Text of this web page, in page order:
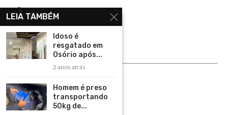
Contato
Política de Privacidade
Rádio Maristela - Ao Vivo
ASSINE
LEIA TAMBÉM
Idoso é
resgatado em
Osório após...
2 anos atrás
Homem é preso
transportando
50kg de...